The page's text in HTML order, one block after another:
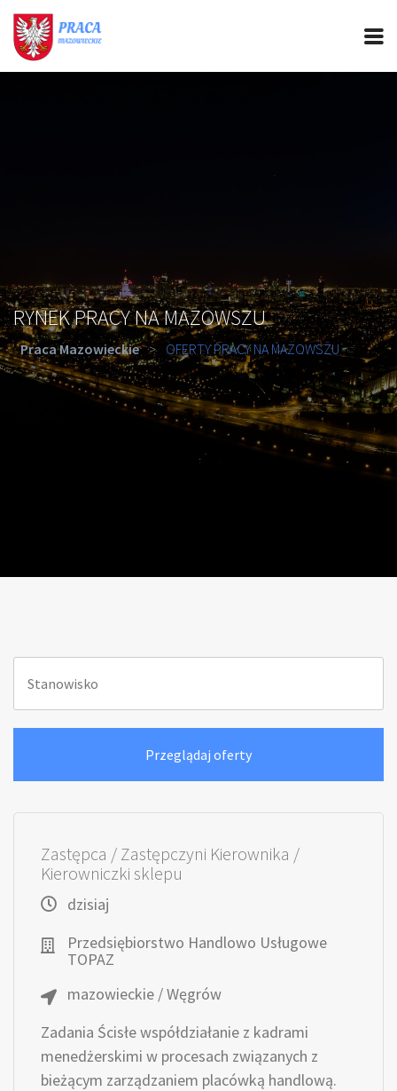
RYNEK PRACY NA MAZOWSZU
Praca Mazowieckie > OFERTY PRACY NA MAZOWSZU
Zastępca / Zastępczyni Kierownika /
Kierowniczki sklepu
dzisiaj
Przedsiębiorstwo Handlowo Usługowe
TOPAZ
mazowieckie / Węgrów
Zadania Ścisłe współdziałanie z kadrami
menedżerskimi w procesach związanych z
bieżącym zarządzaniem placówką handlową.